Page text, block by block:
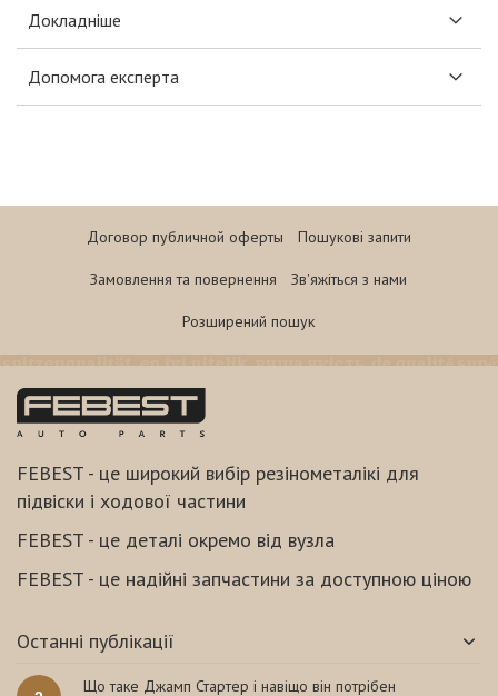
Докладніше
Допомога експерта
Договор публичной оферты Пошукові запити
Замовлення та повернення Зв'яжіться з нами
Розширений пошук
FEBEST - це широкий вибір резінометалікі для
підвіски і ходової частини
FEBEST - це деталі окремо від вузла
FEBEST - це надійні запчастини за доступною ціною
Останні публікації
Що таке Джамп Стартер і навіщо він потрібен